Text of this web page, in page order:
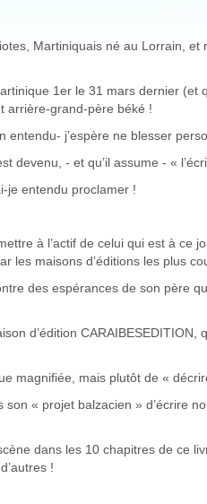
Martiniquais né au Lorrain, et
1er le 31 mars dernier (et
arrière-grand-père béké !
entendu- j’espère ne blesser
devenu, - et qu’il assume - «
je entendu proclamer !
à l’actif de celui qui est à ce
les maisons d’éditions les plus
des espérances de son père
d’édition
magnifiée, mais plutôt de «
son « projet balzacien » d’écrire
dans les 10 chapitres de ce
!